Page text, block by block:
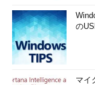
の
マイ